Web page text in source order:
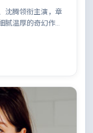
沈腾领衔主演，章
腻温厚的奇幻作
偶然的事故牵出陈
均有突破，适合